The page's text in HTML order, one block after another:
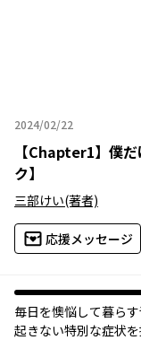
2024/02/22
2024年02月22日
【Chapter1】 僕
ク】
三部けい(著者)
応援メッセージ
毎日を懊悩して暮ら
起きない特別な症状